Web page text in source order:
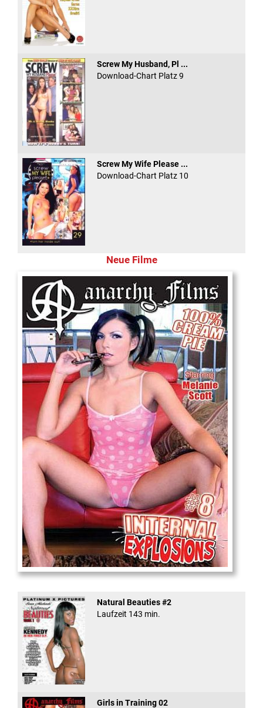
Screw My Husband, Pl ...
Download-Chart Platz 9
Screw My Wife Please ...
Download-Chart Platz 10
Neue Filme
Internal Explosionen
Natural Beauties #2
Laufzeit 143 min.
Girls in Training 02